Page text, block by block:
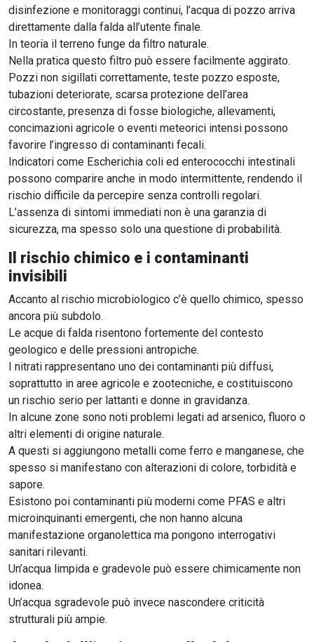
disinfezione e monitoraggi continui, l’acqua di pozzo arriva
direttamente dalla falda all’utente finale.
In teoria il terreno funge da filtro naturale.
Nella pratica questo filtro può essere facilmente aggirato.
Pozzi non sigillati correttamente, teste pozzo esposte,
tubazioni deteriorate, scarsa protezione dell’area
circostante, presenza di fosse biologiche, allevamenti,
concimazioni agricole o eventi meteorici intensi possono
favorire l’ingresso di contaminanti fecali.
Indicatori come Escherichia coli ed enterococchi intestinali
possono comparire anche in modo intermittente, rendendo il
rischio difficile da percepire senza controlli regolari.
L’assenza di sintomi immediati non è una garanzia di
sicurezza, ma spesso solo una questione di probabilità.
Il rischio chimico e i contaminanti
invisibili
Accanto al rischio microbiologico c’è quello chimico, spesso
ancora più subdolo.
Le acque di falda risentono fortemente del contesto
geologico e delle pressioni antropiche.
I nitrati rappresentano uno dei contaminanti più diffusi,
soprattutto in aree agricole e zootecniche, e costituiscono
un rischio serio per lattanti e donne in gravidanza.
In alcune zone sono noti problemi legati ad arsenico, fluoro o
altri elementi di origine naturale.
A questi si aggiungono metalli come ferro e manganese, che
spesso si manifestano con alterazioni di colore, torbidità e
sapore.
Esistono poi contaminanti più moderni come PFAS e altri
microinquinanti emergenti, che non hanno alcuna
manifestazione organolettica ma pongono interrogativi
sanitari rilevanti.
Un’acqua limpida e gradevole può essere chimicamente non
idonea.
Un’acqua sgradevole può invece nascondere criticità
strutturali più ampie.